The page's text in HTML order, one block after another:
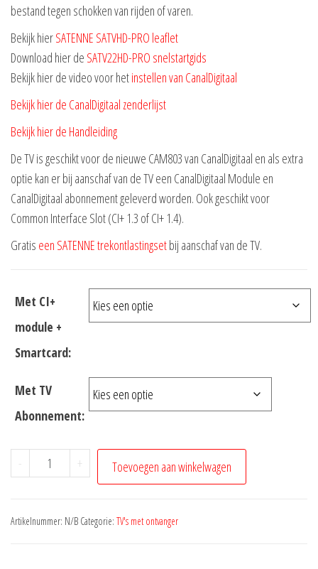
bestand tegen schokken van rijden of varen.
Bekijk hierSATENNE SATVHD-PRO leaflet
Download hier de SATV22HD-PRO snelstartgids
Bekijk hier de video voor hetinstellen van CanalDigitaal
Bekijk hier de CanalDigitaal zenderlijst
Bekijk hier de Handleiding
De TV is geschikt voor de nieuwe CAM803 van CanalDigitaal en als extra
optie kan er bij aanschaf van de TV een CanalDigitaal Module en
CanalDigitaal abonnement geleverd worden. Ook geschikt voor
Common Interface Slot (CI+ 1.3 of CI+ 1.4).
Gratis een SATENNE trekontlastingsetbij aanschaf van de TV.
Met CI+
module +
Smartcard:
Met TV
Abonnement:
- + Toevoegen aan winkelwagen
Artikelnummer: N/B Categorie: TV's met ontvanger